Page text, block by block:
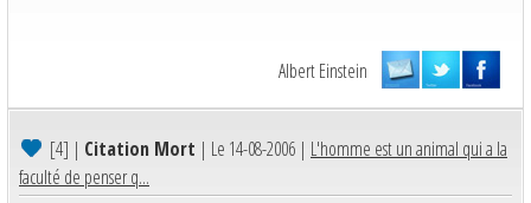
Albert Einstein
[4] | Citation Mort | Le 14-08-2006 | L'homme est un animal qui a la
faculté de penser q...